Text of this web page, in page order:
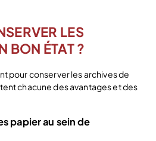
LES
BON ÉTAT ?
pour conserver les archives de
chacune des avantages et des
papier au sein de